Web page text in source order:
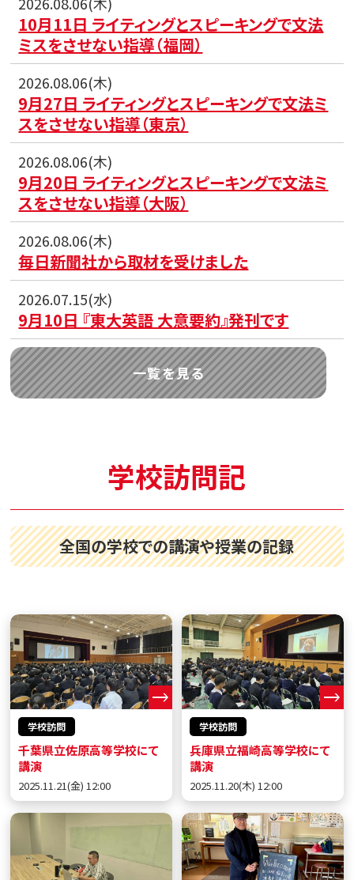
10月11日 ライティングとスピーキングで文法
ミスをさせない指導（福岡）
2026.08.06(木)
9月27日 ライティングとスピーキングで文法ミ
スをさせない指導（東京）
2026.08.06(木)
9月20日 ライティングとスピーキングで文法ミ
スをさせない指導（大阪）
2026.08.06(木)
毎日新聞社から取材を受けました
2026.07.15(水)
9月10日 『東大英語 大意要約』発刊です
一覧を見る
学校訪問記
全国の学校での講演や授業の記録
学校訪問
千葉県立佐原高等学校にて
講演
2025.11.21(金) 12:00
学校訪問
兵庫県立福崎高等学校にて
講演
2025.11.20(木) 12:00